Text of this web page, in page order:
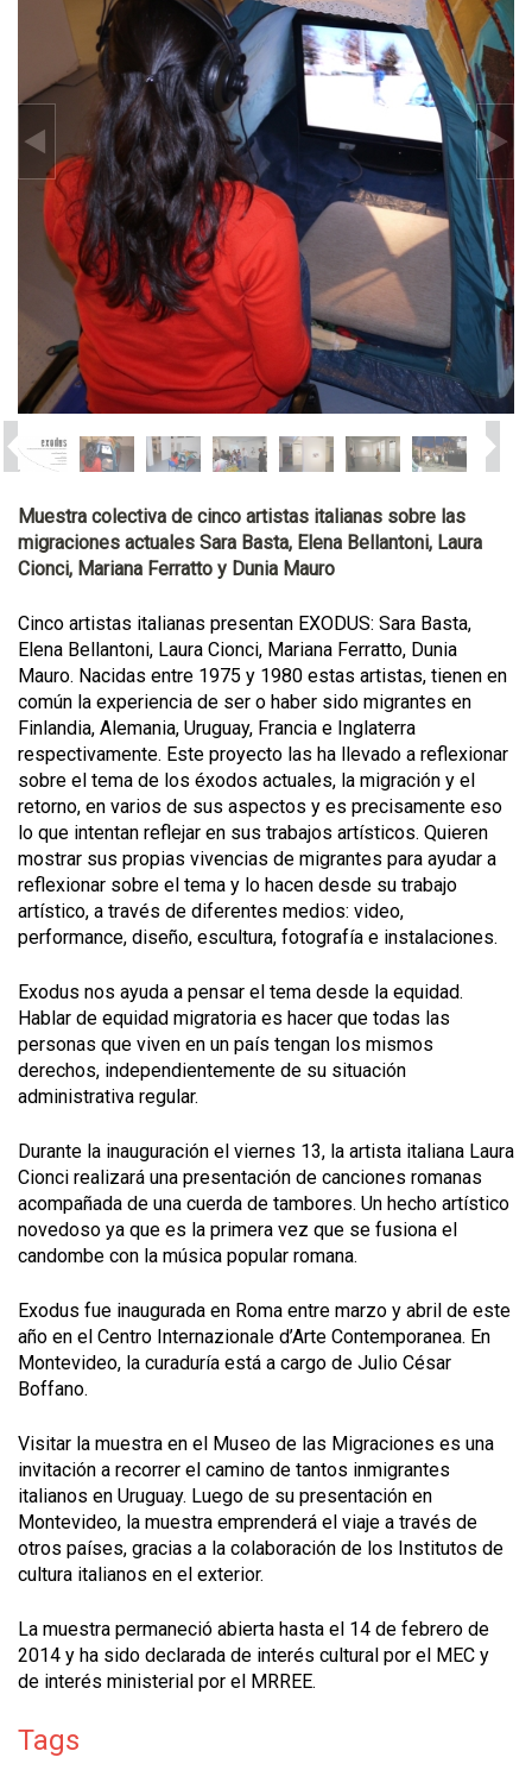
Muestra colectiva de cinco artistas italianas sobre las
migraciones actuales Sara Basta, Elena Bellantoni, Laura
Cionci, Mariana Ferratto y Dunia Mauro
Cinco artistas italianas presentan EXODUS: Sara Basta,
Elena Bellantoni, Laura Cionci, Mariana Ferratto, Dunia
Mauro. Nacidas entre 1975 y 1980 estas artistas, tienen en
común la experiencia de ser o haber sido migrantes en
Finlandia, Alemania, Uruguay, Francia e Inglaterra
respectivamente. Este proyecto las ha llevado a reflexionar
sobre el tema de los éxodos actuales, la migración y el
retorno, en varios de sus aspectos y es precisamente eso
lo que intentan reflejar en sus trabajos artísticos. Quieren
mostrar sus propias vivencias de migrantes para ayudar a
reflexionar sobre el tema y lo hacen desde su trabajo
artístico, a través de diferentes medios: video,
performance, diseño, escultura, fotografía e instalaciones.
Exodus nos ayuda a pensar el tema desde la equidad.
Hablar de equidad migratoria es hacer que todas las
personas que viven en un país tengan los mismos
derechos, independientemente de su situación
administrativa regular.
Durante la inauguración el viernes 13, la artista italiana Laura
Cionci realizará una presentación de canciones romanas
acompañada de una cuerda de tambores. Un hecho artístico
novedoso ya que es la primera vez que se fusiona el
candombe con la música popular romana.
Exodus fue inaugurada en Roma entre marzo y abril de este
año en el Centro Internazionale d’Arte Contemporanea. En
Montevideo, la curaduría está a cargo de Julio César
Boffano.
Visitar la muestra en el Museo de las Migraciones es una
invitación a recorrer el camino de tantos inmigrantes
italianos en Uruguay. Luego de su presentación en
Montevideo, la muestra emprenderá el viaje a través de
otros países, gracias a la colaboración de los Institutos de
cultura italianos en el exterior.
La muestra permaneció abierta hasta el 14 de febrero de
2014 y ha sido declarada de interés cultural por el MEC y
de interés ministerial por el MRREE.
Tags